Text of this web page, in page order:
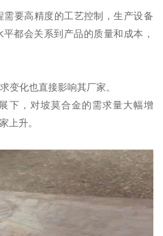
要高精度的工艺控制，生产设备
都会关系到产品的质量和成本，
变化也直接影响其厂家。
下，对坡莫合金的需求量大幅增
上升。